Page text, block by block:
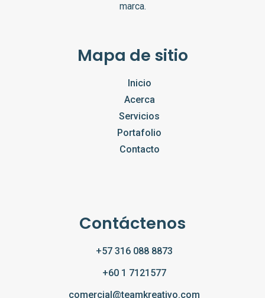
marca.
Mapa de sitio
Inicio
Acerca
Servicios
Portafolio
Contacto
Contáctenos
+57 316 088 8873
+60 1 7121577
comercial@teamkreativo.com